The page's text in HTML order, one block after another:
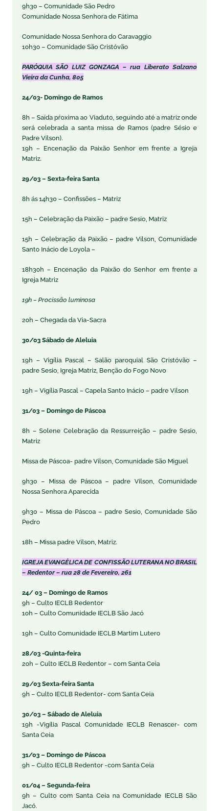
9h30 – Comunidade São Pedro
Comunidade Nossa Senhora de Fátima
Comunidade Nossa Senhora do Caravaggio
10h30 – Comunidade São Cristóvão
PARÓQUIA SÃO LUIZ GONZAGA – rua Liberato Salzano
Vieira da Cunha, 805
24/03- Domingo de Ramos
8h – Saída pŕoxima ao Viaduto, seguindo até a matriz onde
será celebrada a santa missa de Ramos (padre Sésio e
Padre Vilson).
19h – Encenação da Paixão Senhor em frente a Igreja
Matriz.
29/03 – Sexta-feira Santa
8h ás 14h30 – Confissões – Matriz
15h – Celebração da Paixão – padre Sesio, Matriz
15h – Celebração da Paixão – padre Vilson, Comunidade
Santo Inácio de Loyola –
18h30h – Encenação da Paixão do Senhor em frente a
Igreja Matriz
19h – Procissão luminosa
20h – Chegada da Via-Sacra
30/03 Sábado de Aleluia
19h – Vigília Pascal – Salão paroquial São Cristóvão –
padre Sesio, Igreja Matriz, Benção do Fogo Novo
19h – Vigília Pascal – Capela Santo Inácio – padre Vilson
31/03 – Domingo de Páscoa
8h – Solene Celebração da Ressurreição – padre Sesio,
Matriz
Missa de Páscoa- padre Vilson, Comunidade São Miguel
9h30 – Missa de Páscoa – padre Vilson, Comunidade
Nossa Senhora Aparecida
9h30 – Missa de Páscoa – padre Sesio, Comunidade São
Pedro
18h – Missa padre Vilson, Matriz.
IGREJA EVANGÉLICA DE CONFISSÃO LUTERANA NO BRASIL
– Redentor – rua 28 de Fevereiro, 261
24/ 03 – Domingo de Ramos
9h – Culto IECLB Redentor
10h – Culto Comunidade IECLB São Jacó
19h – Culto Comunidade IECLB Martim Lutero
28/03 -Quinta-feira
20h – Culto IECLB Redentor – com Santa Ceia
29/03 Sexta-feira Santa
9h – Culto IECLB Redentor- com Santa Ceia
30/03 – Sábado de Aleluia
19h -Vigília Pascal Comunidade IECLB Renascer- com
Santa Ceia
31/03 – Domingo de Páscoa
9h – Culto IECLB Redentor -com Santa Ceia
01/04 – Segunda-feira
9h – Culto com Santa Ceia na Comunidade IECLB São
Jacó.